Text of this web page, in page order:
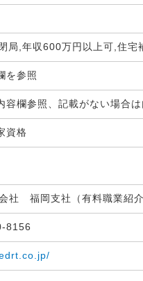
局,年収600万円以上可,住
を参照
容欄参照、記載がない場合
資格
社 福岡支社（有料職業紹
8156